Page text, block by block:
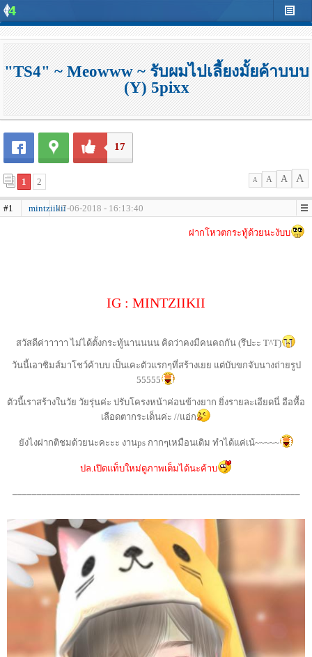
"TS4" ~ Meowww ~ รับผมไปเลี้ยงมั้ยค้าบบบ
(Y) 5pixx
17
1 2 A A A A
#1 mintziikii17-06-2018 - 16:13:40
ฝากโหวตกระทู้ด้วยนะงับบ
IG : MINTZIIKII
สวัสดีค่าาาาา ไม่ได้ตั้งกระทู้นานนนน คิดว่าคงมีคนคถกัน (รึปะะ T^T)
วันนี้เอาซิมส์มาโชว์ค้าบบ เป็นเคะตัวแรกๆที่สร้างเยย แต่บับขกจับนางถ่ายรูป
55555
ตัวนี้เราสร้างในวัย วัยรุ่นค่ะ ปรับโครงหน้าค่อนข้างยาก ยิ่งรายละเอียดนี่ อือหื้อ
เลือดตากระเด็นค่ะ //แอ่ก
ยังไงฝากติชมด้วยนะคะะะ งานps กากๆเหมือนเดิม ทำได้แค่เน้~~~~~
ปล.เปิดแท็บใหม่ดูภาพเต็มได้นะค้าบ